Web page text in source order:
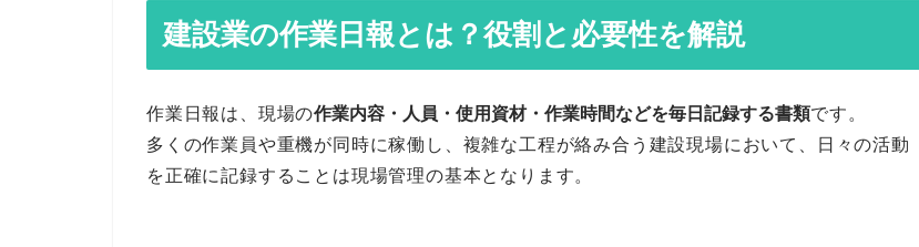
建設業の作業日報とは？役割と必要性を解説
作業日報は、現場の作業内容・人員・使用資材・作業時間などを毎日記録する書類です。
多くの作業員や重機が同時に稼働し、複雑な工程が絡み合う建設現場において、日々の活動
を正確に記録することは現場管理の基本となります。